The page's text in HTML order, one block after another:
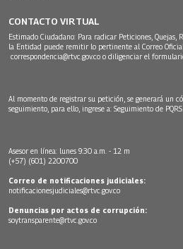
CONTACTO VIRTUAL
Estimado Ciudadano: Para radicar Peticiones, Quejas,
la Entidad puede remitir lo pertinente al Correo
correspondencia@rtvc.gov.co o diligenciar el
Al momento de registrar su petición, se generará un
seguimiento, para ello, ingrese a: Seguimiento de PQRS
Asesor en línea: lunes 9:30 a.m. - 12 m
(+57) (601) 2200700
Correo de notificaciones judiciales:
notificacionesjudiciales@rtvc.gov.co
Denuncias por actos de corrupción:
soytransparente@rtvc.gov.co